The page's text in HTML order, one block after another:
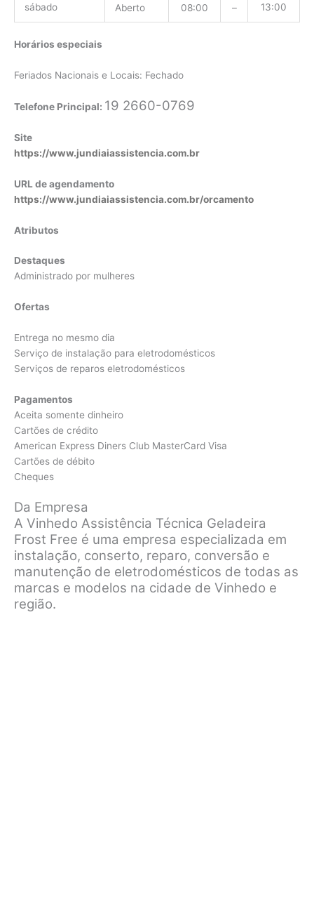
sábado Aberto 08:00 – 13:00
Horários especiais
Feriados Nacionais e Locais: Fechado
Telefone Principal: 19 2660-0769
Site
https://www.jundiaiassistencia.com.br
URL de agendamento
https://www.jundiaiassistencia.com.br/orcamento
Atributos
Destaques
Administrado por mulheres
Ofertas
Entrega no mesmo dia
Serviço de instalação para eletrodomésticos
Serviços de reparos eletrodomésticos
Pagamentos
Aceita somente dinheiro
Cartões de crédito
American Express Diners Club MasterCard Visa
Cartões de débito
Cheques
Da Empresa
A Vinhedo Assistência Técnica Geladeira
Frost Free é uma empresa especializada em
instalação, conserto, reparo, conversão e
manutenção de eletrodomésticos de todas as
marcas e modelos na cidade de Vinhedo e
região.